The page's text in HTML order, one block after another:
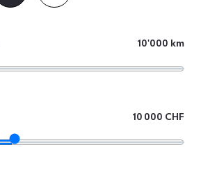
10'000 km
10 000 CHF